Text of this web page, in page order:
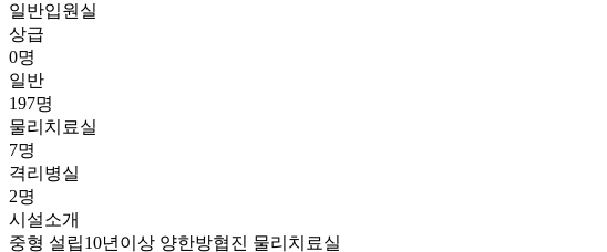
일반입원실
상급
0명
일반
197명
물리치료실
7명
격리병실
2명
시설소개
중형 설립10년이상 양한방협진 물리치료실